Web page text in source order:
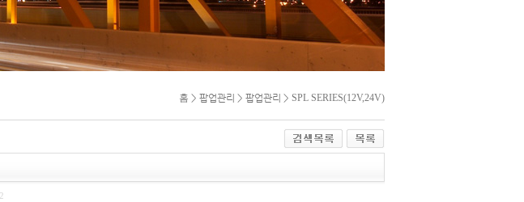
홈 > 팝업관리 > 팝업관리 > SPL SERIES(12V,24V)